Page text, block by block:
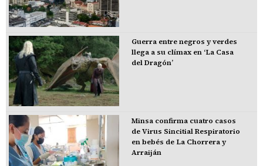
Guerra entre negros y verdes
llega a su clímax en ‘La Casa
del Dragón’
Minsa confirma cuatro casos
de Virus Sincitial Respiratorio
en bebés de La Chorrera y
Arraiján